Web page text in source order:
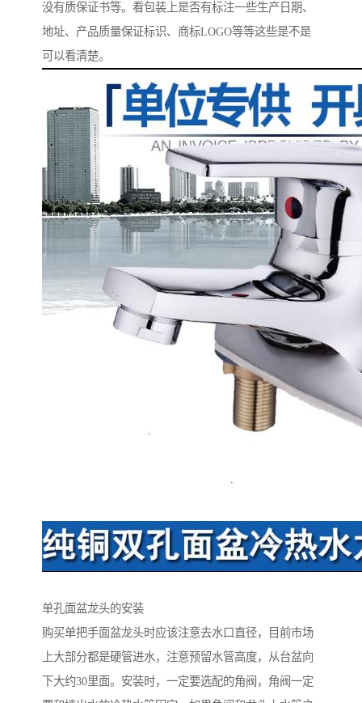
没有质保证书等。看包装上是否有标注一些生产日期、
地址、产品质量保证标识、商标LOGO等等这些是不是
可以看清楚。
单孔面盆龙头的安装
购买单把手面盆龙头时应该注意去水口直径，目前市场
上大部分都是硬管进水，注意预留水管高度，从台盆向
下大约30里面。安装时，一定要选配的角阀，角阀一定